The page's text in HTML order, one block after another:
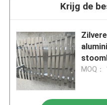
Krijg de
MOQ：